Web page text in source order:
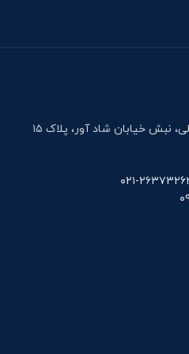
آدرس دفتر: خیابان مقدس اردبیلی، نبش خیابان شاد آور، پلاک ۱۵